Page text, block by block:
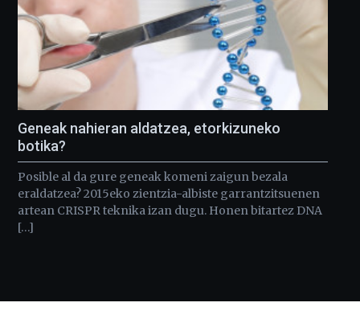
Geneak nahieran aldatzea, etorkizuneko
botika?
Posible al da gure geneak komeni zaigun bezala
eraldatzea? 2015eko zientzia-albiste garrantzitsuenen
artean CRISPR teknika izan dugu. Honen bitartez DNA
[…]